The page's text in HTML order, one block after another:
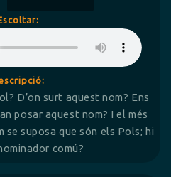
D’on surt aquest nom? Ens
posar aquest nom? I el més
se suposa que són els Pols; hi
comú?